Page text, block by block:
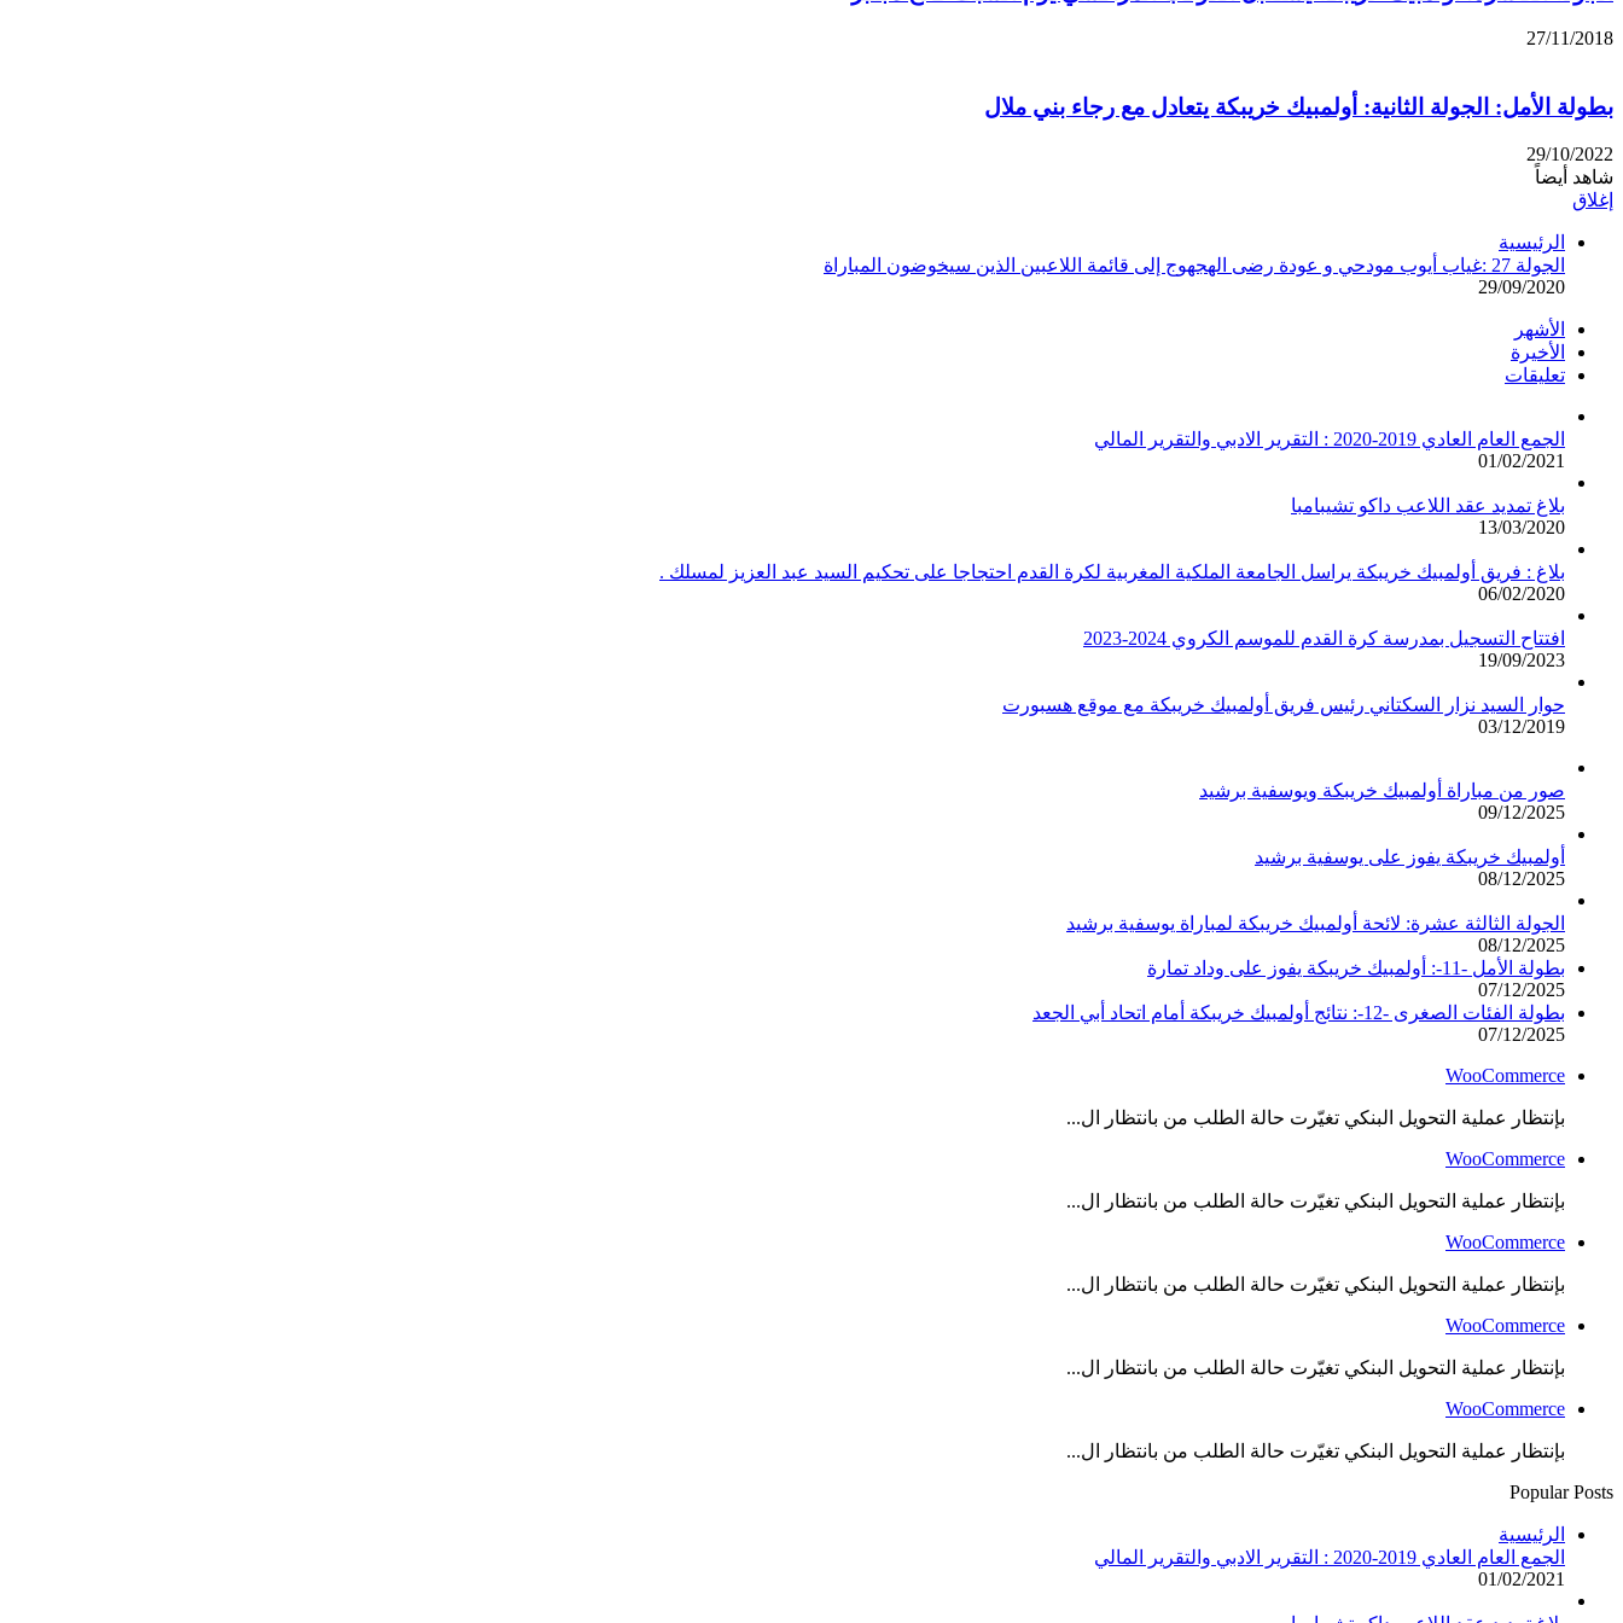
27/11/2018
بطولة الأمل: الجولة الثانية: أولمبيك خريبكة يتعادل مع رجاء بني ملال
29/10/2022
شاهد أيضاً
إغلاق
الرئيسية
الجولة 27 :غياب أيوب مودحي و عودة رضى الهجهوج إلى قائمة اللاعبين الذين سيخوضون المباراة
29/09/2020
الأشهر
الأخيرة
تعليقات
الجمع العام العادي 2019-2020 : التقرير الادبي والتقرير المالي
01/02/2021
بلاغ تمديد عقد اللاعب داكو تشيبامبا
13/03/2020
بلاغ : فريق أولمبيك خريبكة يراسل الجامعة الملكية المغربية لكرة القدم احتجاجا على تحكيم السيد عبد العزيز لمسلك .
06/02/2020
افتتاح التسجيل بمدرسة كرة القدم للموسم الكروي 2024-2023
19/09/2023
حوار السيد نزار السكتاني رئيس فريق أولمبيك خريبكة مع موقع هسبورت
03/12/2019
صور من مباراة أولمبيك خريبكة ويوسفية برشيد
09/12/2025
أولمبيك خريبكة يفوز على يوسفية برشيد
08/12/2025
الجولة الثالثة عشرة: لائحة أولمبيك خريبكة لمباراة يوسفية برشيد
08/12/2025
بطولة الأمل -11-: أولمبيك خريبكة يفوز على وداد تمارة
07/12/2025
بطولة الفئات الصغرى -12-: نتائج أولمبيك خريبكة أمام اتحاد أبي الجعد
07/12/2025
WooCommerce
بإنتظار عملية التحويل البنكي تغيّرت حالة الطلب من بانتظار ال...
WooCommerce
بإنتظار عملية التحويل البنكي تغيّرت حالة الطلب من بانتظار ال...
WooCommerce
بإنتظار عملية التحويل البنكي تغيّرت حالة الطلب من بانتظار ال...
WooCommerce
بإنتظار عملية التحويل البنكي تغيّرت حالة الطلب من بانتظار ال...
WooCommerce
بإنتظار عملية التحويل البنكي تغيّرت حالة الطلب من بانتظار ال...
Popular Posts
الرئيسية
الجمع العام العادي 2019-2020 : التقرير الادبي والتقرير المالي
01/02/2021